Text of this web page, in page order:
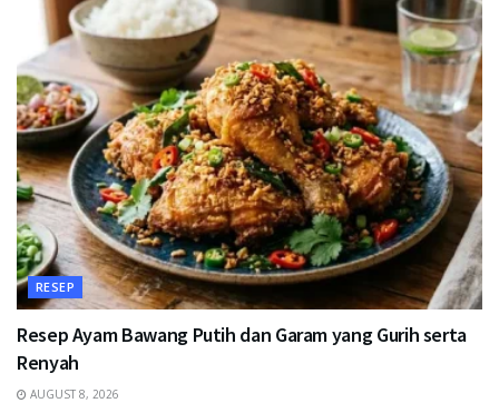
RESEP
Resep Ayam Bawang Putih dan Garam yang Gurih serta
Renyah
AUGUST 8, 2026